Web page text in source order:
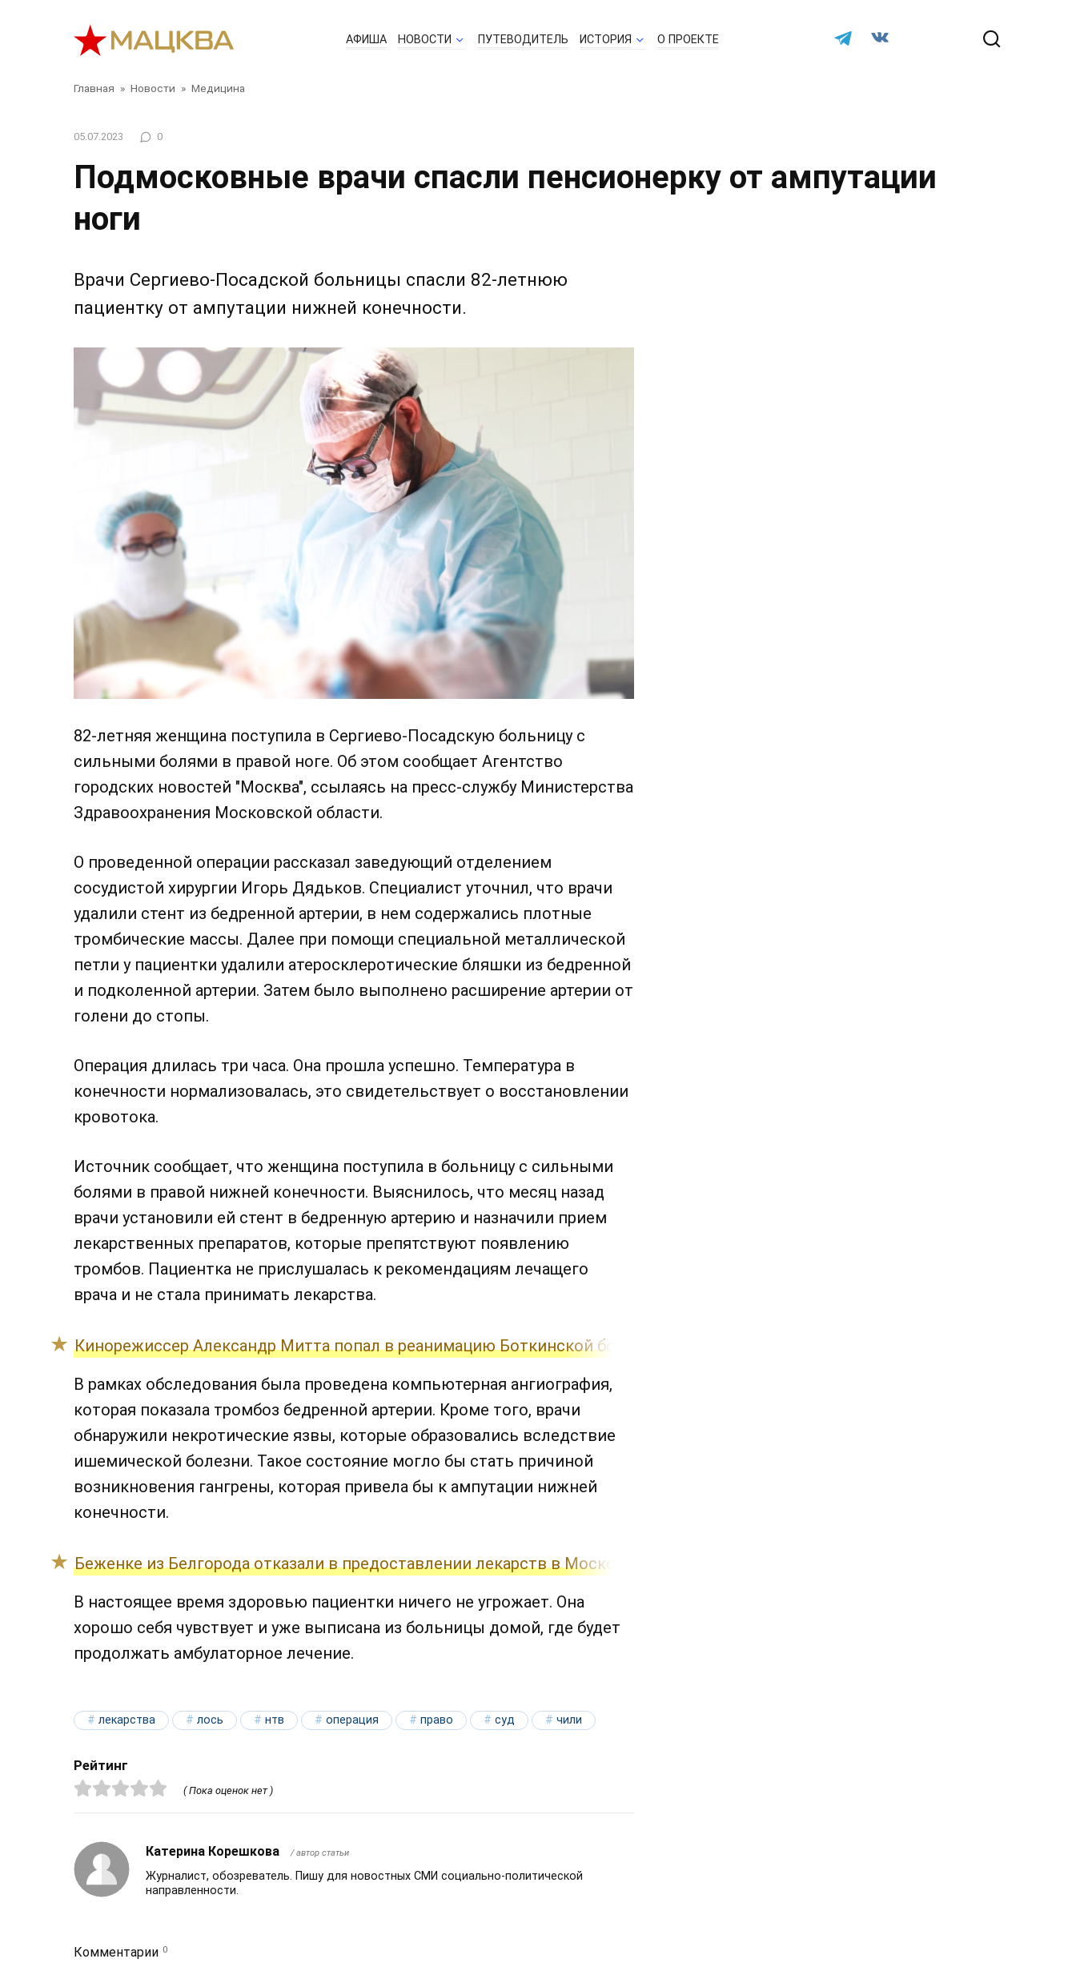
АФИША НОВОСТИ ПУТЕВОДИТЕЛЬ ИСТОРИЯ О ПРОЕКТЕ
Главная » Новости » Медицина
05.07.2023 0
Подмосковные врачи спасли пенсионерку от ампутации
ноги
Врачи Сергиево-Посадской больницы спасли 82-летнюю
пациентку от ампутации нижней конечности.
82-летняя женщина поступила в Сергиево-Посадскую больницу с
сильными болями в правой ноге. Об этом сообщает Агентство
городских новостей "Москва", ссылаясь на пресс-службу Министерства
Здравоохранения Московской области.
О проведенной операции рассказал заведующий отделением
сосудистой хирургии Игорь Дядьков. Специалист уточнил, что врачи
удалили стент из бедренной артерии, в нем содержались плотные
тромбические массы. Далее при помощи специальной металлической
петли у пациентки удалили атеросклеротические бляшки из бедренной
и подколенной артерии. Затем было выполнено расширение артерии от
голени до стопы.
Операция длилась три часа. Она прошла успешно. Температура в
конечности нормализовалась, это свидетельствует о восстановлении
кровотока.
Источник сообщает, что женщина поступила в больницу с сильными
болями в правой нижней конечности. Выяснилось, что месяц назад
врачи установили ей стент в бедренную артерию и назначили прием
лекарственных препаратов, которые препятствуют появлению
тромбов. Пациентка не прислушалась к рекомендациям лечащего
врача и не стала принимать лекарства.
Кинорежиссер Александр Митта попал в реанимацию Боткинской больницы
В рамках обследования была проведена компьютерная ангиография,
которая показала тромбоз бедренной артерии. Кроме того, врачи
обнаружили некротические язвы, которые образовались вследствие
ишемической болезни. Такое состояние могло бы стать причиной
возникновения гангрены, которая привела бы к ампутации нижней
конечности.
Беженке из Белгорода отказали в предоставлении лекарств в Московской области
В настоящее время здоровью пациентки ничего не угрожает. Она
хорошо себя чувствует и уже выписана из больницы домой, где будет
продолжать амбулаторное лечение.
лекарства лось нтв операция право суд чили
Рейтинг
( Пока оценок нет )
Катерина Корешкова / автор статьи
Журналист, обозреватель. Пишу для новостных СМИ социально-политической
направленности.
Комментарии 0